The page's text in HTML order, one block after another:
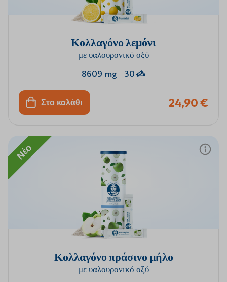
Κολλαγόνο λεμόνι
με υαλουρονικό οξύ
8609 mg | 30
Στο καλάθι 24,90 €
Νέο
Κολλαγόνο πράσινο μήλο
με υαλουρονικό οξύ